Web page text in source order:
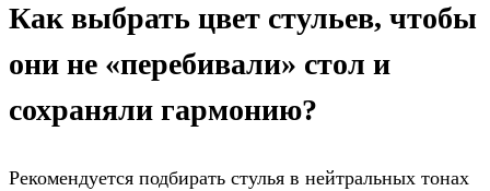
Как выбрать цвет стульев, чтобы
они не «перебивали» стол и
сохраняли гармонию?
Рекомендуется подбирать стулья в нейтральных тонах